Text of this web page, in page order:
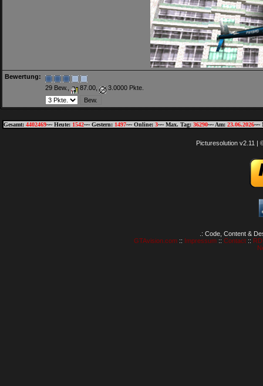
Bewertung:
29 Bew.,
87.00, 3.0000 Pkte.
Gesamt: 4402469~~ Heute: 1542~~ Gestern: 1497~~ Online: 3~~ Max. Tag: 36290~~ Am: 23.06.2026~~
Picturesolution v2.11 |
.: Code, Content &
GTAvision.com:: Impressum:: Contact::